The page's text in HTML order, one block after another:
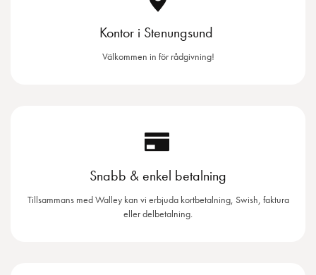
Kontor i Stenungsund
Välkommen in för rådgivning!
Snabb & enkel betalning
Tillsammans med Walley kan vi erbjuda kortbetalning, Swish, faktura
eller delbetalning.